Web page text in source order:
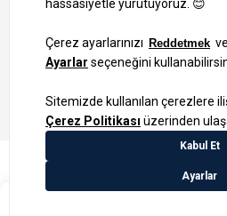
Bilgi Toplum Hizmetleri
KVKK Veri İşleme Politikamız
Site Haritası